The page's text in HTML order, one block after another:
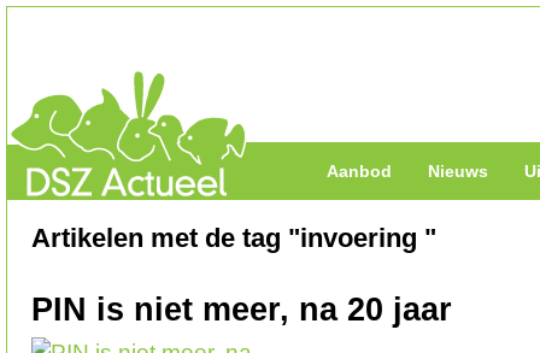
Aanbod Nieuws
Artikelen met de tag "invoering "
PIN is niet meer, na 20 jaar